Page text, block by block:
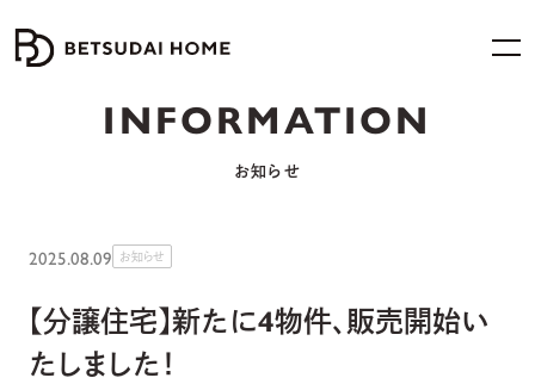
INFORMATION
お知らせ
2025.08.09 お知らせ
【分譲住宅】新たに4物件、販売開始い
たしました！